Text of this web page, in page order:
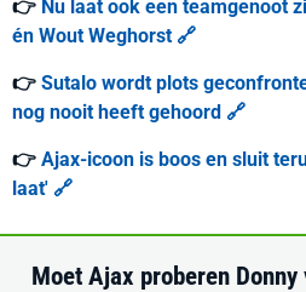
👉 Nu laat ook een teamgenoot
én Wout Weghorst 🔗
👉 Sutalo wordt plots
nog nooit heeft gehoord 🔗
👉 Ajax-icoon is boos en sluit
laat' 🔗
Moet Ajax proberen